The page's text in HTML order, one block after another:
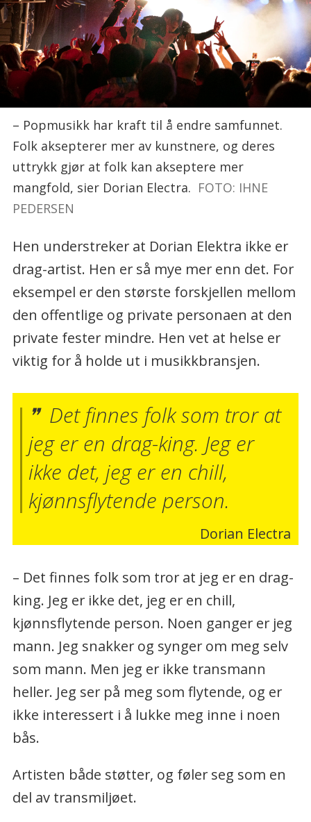
– Popmusikk har kraft til å endre samfunnet.
Folk aksepterer mer av kunstnere, og deres
uttrykk gjør at folk kan akseptere mer
mangfold, sier Dorian Electra. FOTO: IHNE
PEDERSEN
Hen understreker at Dorian Elektra ikke er
drag-artist. Hen er så mye mer enn det. For
eksempel er den største forskjellen mellom
den offentlige og private personaen at den
private fester mindre. Hen vet at helse er
viktig for å holde ut i musikkbransjen.
Det finnes folk som tror at
jeg er en drag-king. Jeg er
ikke det, jeg er en chill,
kjønnsflytende person.
Dorian Electra
– Det finnes folk som tror at jeg er en drag-
king. Jeg er ikke det, jeg er en chill,
kjønnsflytende person. Noen ganger er jeg
mann. Jeg snakker og synger om meg selv
som mann. Men jeg er ikke transmann
heller. Jeg ser på meg som flytende, og er
ikke interessert i å lukke meg inne i noen
bås.
Artisten både støtter, og føler seg som en
del av transmiljøet.